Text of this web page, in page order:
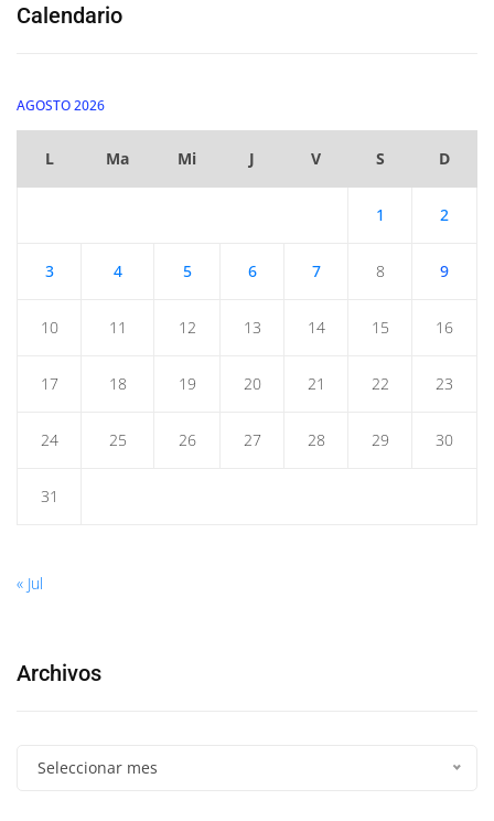
Calendario
AGOSTO 2026
L Ma Mi J V S D
1 2
3 4 5 6 7 8 9
10 11 12 13 14 15 16
17 18 19 20 21 22 23
24 25 26 27 28 29 30
31
« Jul
Archivos
Seleccionar mes